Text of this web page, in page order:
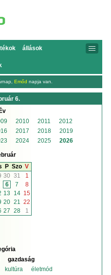
állások
Emőd napja van.
6.
Év
2010 2011
2012
2017 2018
2019
2024 2025 2026
P Szo V
30 31
1
6 7
8
13 14 15
20 21
22
27 28 1
gazdaság
kultúra
életmód